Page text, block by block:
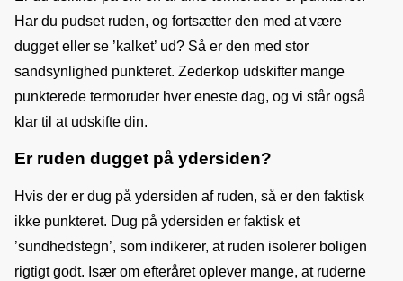
Har du pudset ruden, og fortsætter den med at være
dugget eller se ’kalket’ ud? Så er den med stor
sandsynlighed punkteret. Zederkop udskifter mange
punkterede termoruder hver eneste dag, og vi står også
klar til at udskifte din.
Er ruden dugget på ydersiden?
Hvis der er dug på ydersiden af ruden, så er den faktisk
ikke punkteret. Dug på ydersiden er faktisk et
’sundhedstegn’, som indikerer, at ruden isolerer boligen
rigtigt godt. Især om efteråret oplever mange, at ruderne